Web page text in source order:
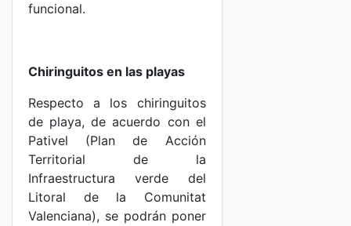
funcional.
Chiringuitos en las playas
Respecto a los chiringuitos
de playa, de acuerdo con el
Pativel (Plan de Acción
Territorial de la
Infraestructura verde del
Litoral de la Comunitat
Valenciana), se podrán poner